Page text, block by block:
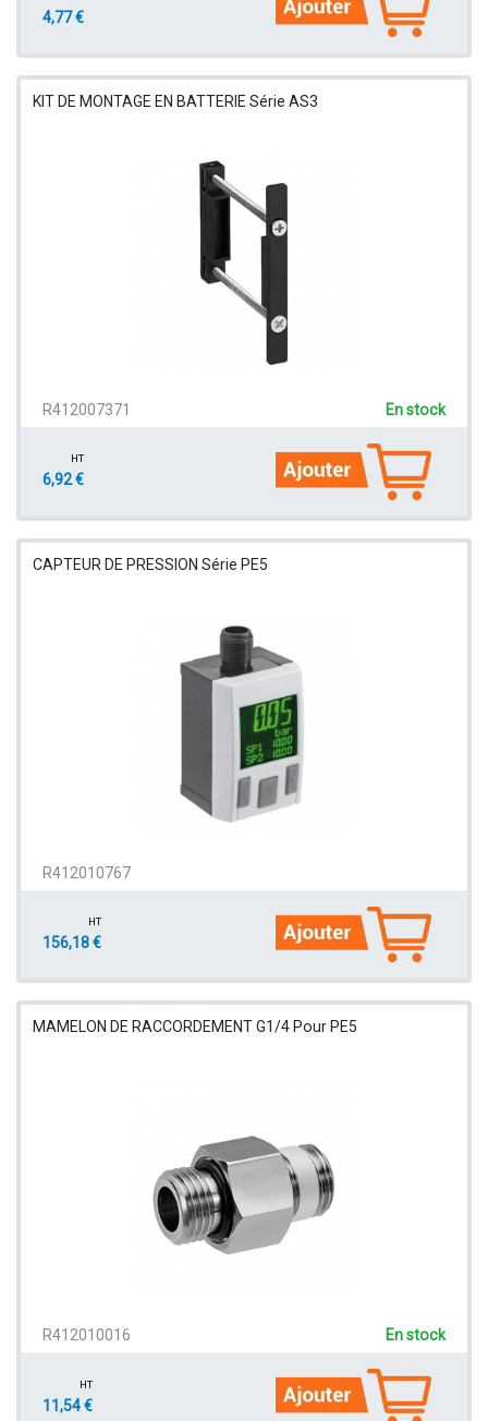
4,77 €
KIT DE MONTAGE EN BATTERIE Série AS3
R412007371 En stock
HT
6,92 €
CAPTEUR DE PRESSION Série PE5
R412010767
HT
156,18 €
MAMELON DE RACCORDEMENT G1/4 Pour PE5
R412010016 En stock
HT
11,54 €